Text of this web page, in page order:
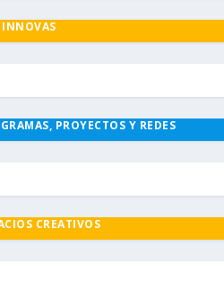
INNOVAS
PROYECTOS Y REDES
CREATIVOS